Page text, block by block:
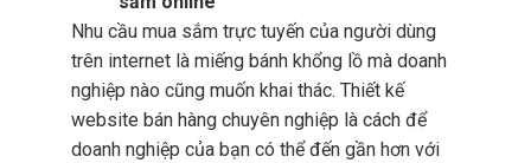
Nhu cầu mua sắm trực tuyến của người dùng
trên internet là miếng bánh khổng lồ mà doanh
nghiệp nào cũng muốn khai thác. Thiết kế
website bán hàng chuyên nghiệp là cách để
doanh nghiệp của bạn có thể đến gần hơn với